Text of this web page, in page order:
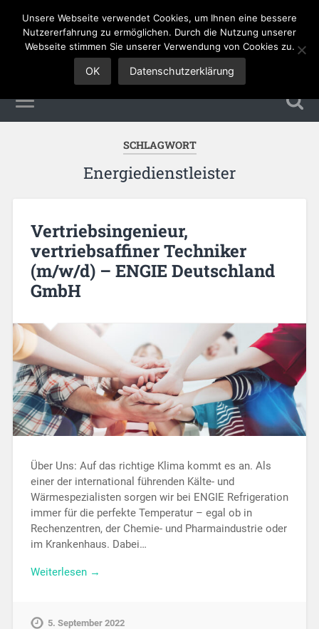
Sales Jobs
SCHLAGWORT
Energiedienstleister
Vertriebsingenieur,
vertriebsaffiner Techniker
(m/w/d) – ENGIE Deutschland
GmbH
Über Uns: Auf das richtige Klima kommt es an. Als
einer der international führenden Kälte- und
Wärmespezialisten sorgen wir bei ENGIE Refrigeration
immer für die perfekte Temperatur – egal ob in
Rechenzentren, der Chemie- und Pharmaindustrie oder
im Krankenhaus. Dabei…
Weiterlesen →
5. September 2022
Unsere Webseite verwendet Cookies, um Ihnen eine bessere
Nutzererfahrung zu ermöglichen. Durch die Nutzung unserer
Webseite stimmen Sie unserer Verwendung von Cookies zu.
OK Datenschutzerklärung